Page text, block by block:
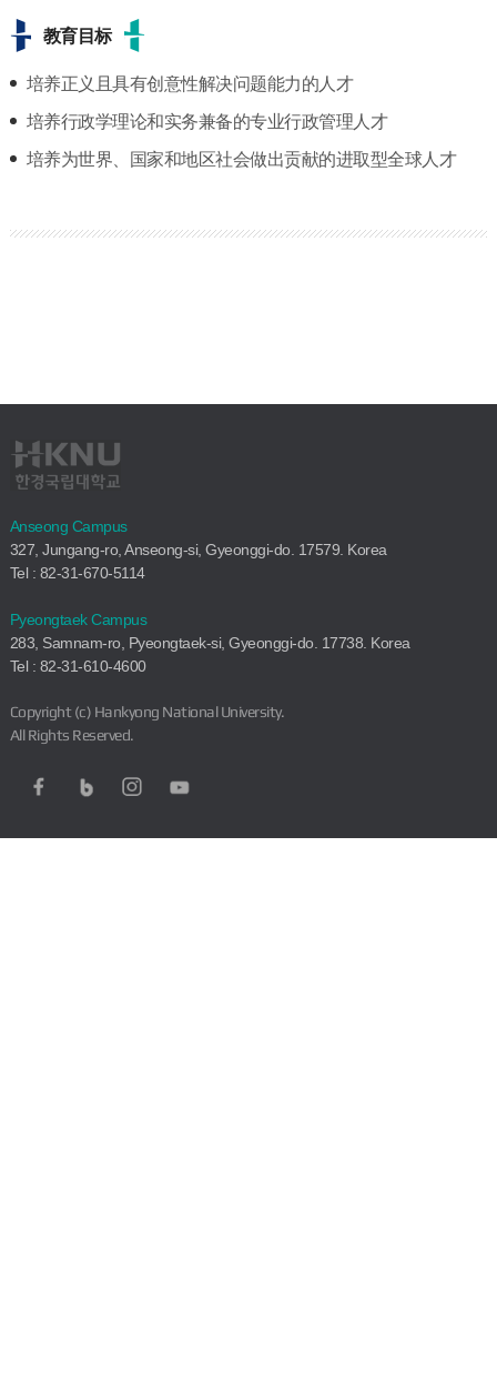
教育目标
培养正义且具有创意性解决问题能力的人才
培养行政学理论和实务兼备的专业行政管理人才
培养为世界、国家和地区社会做出贡献的进取型全球人才
Anseong Campus
327, Jungang-ro, Anseong-si, Gyeonggi-do. 17579. Korea
Tel : 82-31-670-5114
Pyeongtaek Campus
283, Samnam-ro, Pyeongtaek-si, Gyeonggi-do. 17738. Korea
Tel : 82-31-610-4600
Copyright (c) Hankyong National University.
All Rights Reserved.